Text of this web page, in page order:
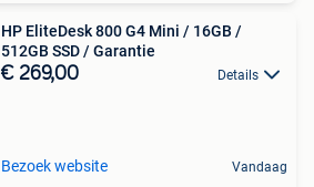
HP EliteDesk 800 G4 Mini / 16GB /
512GB SSD / Garantie
€ 269,00 Details
Bezoek website Vandaag